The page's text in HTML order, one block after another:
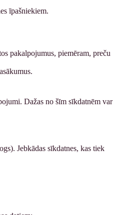
īpašniekiem.
pakalpojumus, piemēram, preču
Dažas no šīm sīkdatnēm var
Jebkādas sīkdatnes, kas tiek